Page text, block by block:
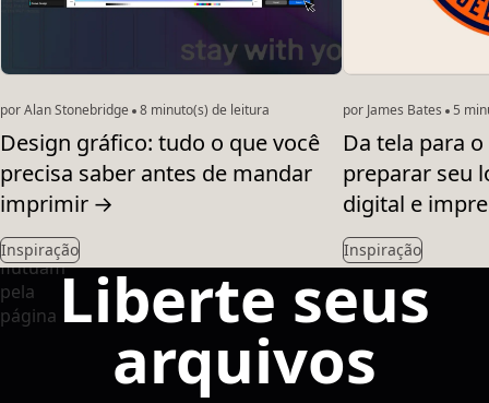
por Alan Stonebridge 8 minuto(s) de leitura
Design gráfico: tudo o que você
precisa saber antes de mandar
imprimir →
Inspiração
por James Bates 5
Da tela para
preparar seu
digital e
Inspiração
Liberte seus
arquivos